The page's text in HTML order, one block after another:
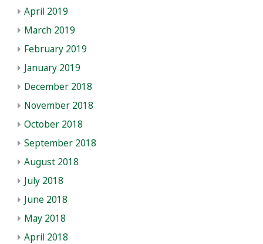
April 2019
March 2019
February 2019
January 2019
December 2018
November 2018
October 2018
September 2018
August 2018
July 2018
June 2018
May 2018
April 2018